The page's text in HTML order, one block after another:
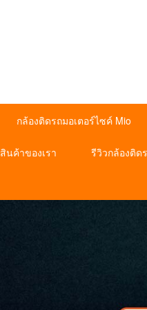
กล้องติดรถมอเตอร์ไซค์ Mio
สินค้าของเรา รีวิวกล้องติด